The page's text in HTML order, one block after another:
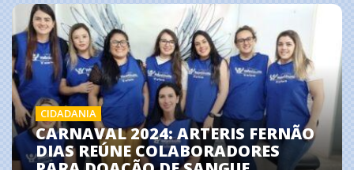
CIDADANIA
CARNAVAL 2024: ARTERIS FERNÃO
DIAS REÚNE COLABORADORES